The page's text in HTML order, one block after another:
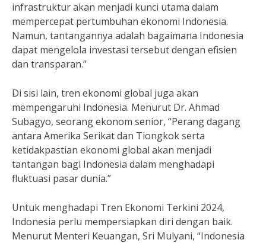
infrastruktur akan menjadi kunci utama dalam
mempercepat pertumbuhan ekonomi Indonesia.
Namun, tantangannya adalah bagaimana Indonesia
dapat mengelola investasi tersebut dengan efisien
dan transparan.”
Di sisi lain, tren ekonomi global juga akan
mempengaruhi Indonesia. Menurut Dr. Ahmad
Subagyo, seorang ekonom senior, “Perang dagang
antara Amerika Serikat dan Tiongkok serta
ketidakpastian ekonomi global akan menjadi
tantangan bagi Indonesia dalam menghadapi
fluktuasi pasar dunia.”
Untuk menghadapi Tren Ekonomi Terkini 2024,
Indonesia perlu mempersiapkan diri dengan baik.
Menurut Menteri Keuangan, Sri Mulyani, “Indonesia